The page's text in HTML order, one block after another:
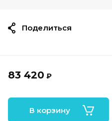
83 420 ₽
В корзину
Поделиться